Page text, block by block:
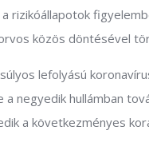
rizikóállapotok
közös döntésével
lefolyású
negyedik hullámban
a következményes